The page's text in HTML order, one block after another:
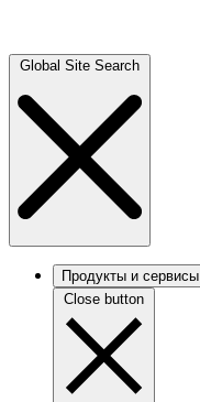
Global Site Search
Продукты и сервисы
Close button